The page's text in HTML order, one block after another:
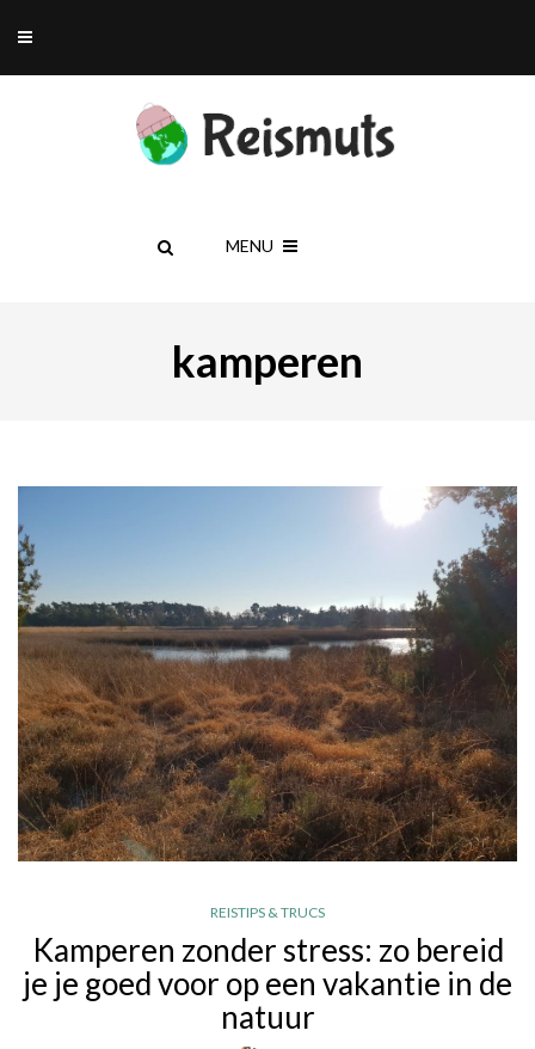
MENU
kamperen
REISTIPS & TRUCS
Kamperen zonder stress: zo bereid
je je goed voor op een vakantie in de
natuur